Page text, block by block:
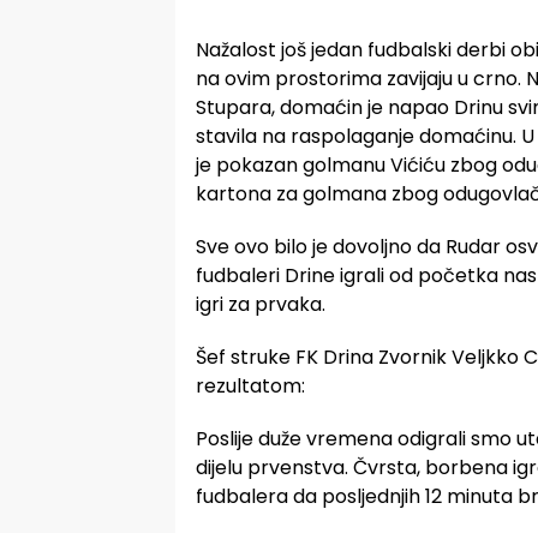
Nažalost još jedan fudbalski derbi
na ovim prostorima zavijaju u crno.
Stupara, domaćin je napao Drinu
stavila na raspolaganje domaćinu.
je pokazan golmanu Vićiću zbog
kartona za golmana zbog
Sve ovo bilo je dovoljno da Rudar
fudbaleri Drine igrali od početka
igri za prvaka.
Šef struke FK Drina Zvornik Veljkko
rezultatom:
Poslije duže vremena odigrali smo
dijelu prvenstva. Čvrsta, borbena
fudbalera da posljednjih 12 minuta